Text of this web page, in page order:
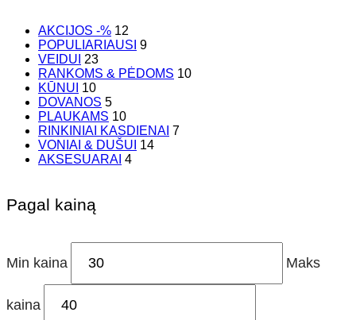
AKCIJOS -% 12
POPULIARIAUSI 9
VEIDUI 23
RANKOMS & PĖDOMS 10
KŪNUI 10
DOVANOS 5
PLAUKAMS 10
RINKINIAI KASDIENAI 7
VONIAI & DUŠUI 14
AKSESUARAI 4
Pagal kainą
Min kaina Maks
kaina